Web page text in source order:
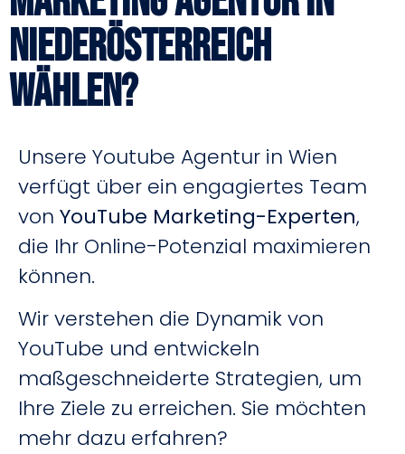
Niederösterreich
wählen?
Unsere Youtube Agentur in Wien
verfügt über ein engagiertes Team
von YouTube Marketing-Experten,
die Ihr Online-Potenzial maximieren
können.
Wir verstehen die Dynamik von
YouTube und entwickeln
maßgeschneiderte Strategien, um
Ihre Ziele zu erreichen. Sie möchten
mehr dazu erfahren?